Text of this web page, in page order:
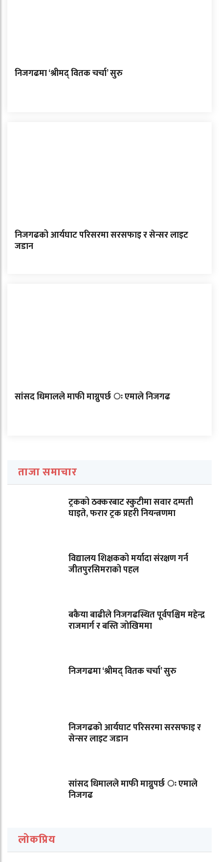
निजगढमा ‘श्रीमद् वितक चर्चा’ सुरु
निजगढको आर्यघाट परिसरमा सरसफाइ र सेन्सर लाइट
जडान
सांसद धिमालले माफी माग्नुपर्छ ः एमाले निजगढ
ताजा समाचार
ट्रकको ठक्करबाट स्कुटीमा सवार दम्पती
घाइते, फरार ट्रक प्रहरी नियन्त्रणमा
विद्यालय शिक्षकको मर्यादा संरक्षण गर्न
जीतपुरसिमराको पहल
बकैया बाढीले निजगढस्थित पूर्वपश्चिम महेन्द्र
राजमार्ग र बस्ति जोखिममा
निजगढमा ‘श्रीमद् वितक चर्चा’ सुरु
निजगढको आर्यघाट परिसरमा सरसफाइ र
सेन्सर लाइट जडान
सांसद धिमालले माफी माग्नुपर्छ ः एमाले
निजगढ
लोकप्रिय